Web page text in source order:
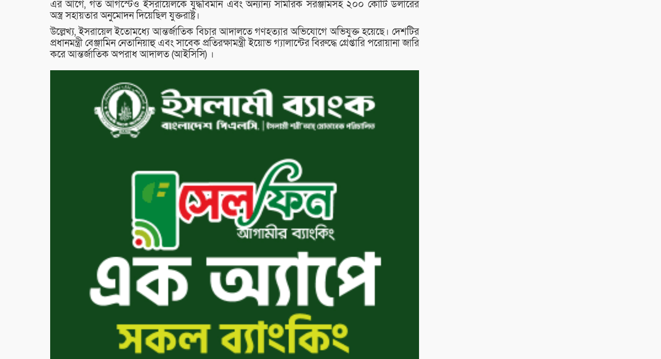
এর আগে, গত আগস্টেও ইসরায়েলকে যুদ্ধবিমান এবং অন্যান্য সামরিক সরঞ্জামসহ ২০০ কোটি ডলারের
অস্ত্র সহায়তার অনুমোদন দিয়েছিল যুক্তরাষ্ট্র।
উল্লেখ্য, ইসরায়েল ইতোমধ্যে আন্তর্জাতিক বিচার আদালতে গণহত্যার অভিযোগে অভিযুক্ত হয়েছে। দেশটির
প্রধানমন্ত্রী বেঞ্জামিন নেতানিয়াহু এবং সাবেক প্রতিরক্ষামন্ত্রী ইয়োভ গ্যালান্টের বিরুদ্ধে গ্রেপ্তারি পরোয়ানা জারি
করে আন্তর্জাতিক অপরাধ আদালত (আইসিসি) ।